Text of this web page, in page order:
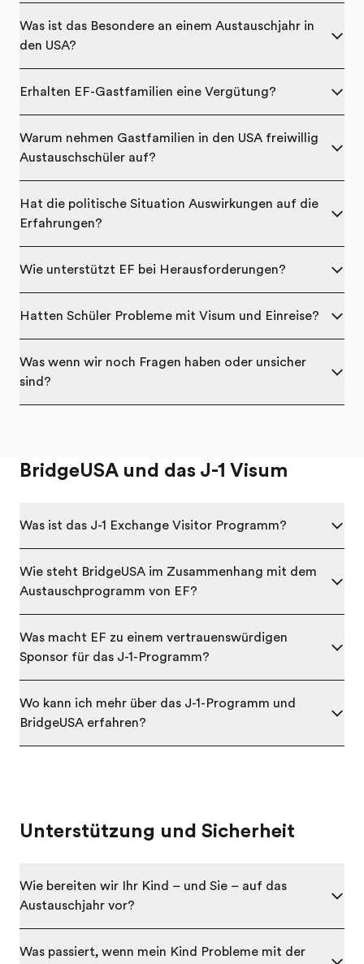
Was ist das Besondere an einem Austauschjahr in
den USA?
Erhalten EF-Gastfamilien eine Vergütung?
Warum nehmen Gastfamilien in den USA freiwillig
Austauschschüler auf?
Hat die politische Situation Auswirkungen auf die
Erfahrungen?
Wie unterstützt EF bei Herausforderungen?
Hatten Schüler Probleme mit Visum und Einreise?
Was wenn wir noch Fragen haben oder unsicher
sind?
BridgeUSA und das J-1 Visum
Was ist das J-1 Exchange Visitor Programm?
Wie steht BridgeUSA im Zusammenhang mit dem
Austauschprogramm von EF?
Was macht EF zu einem vertrauenswürdigen
Sponsor für das J-1-Programm?
Wo kann ich mehr über das J-1-Programm und
BridgeUSA erfahren?
Unterstützung und Sicherheit
Wie bereiten wir Ihr Kind – und Sie – auf das
Austauschjahr vor?
Was passiert, wenn mein Kind Probleme mit der